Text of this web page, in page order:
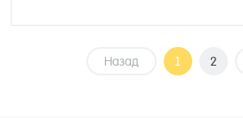
Назад 1 2